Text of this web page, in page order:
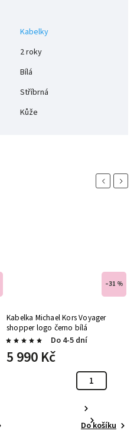
Kabelky
2 roky
Bílá
Stříbrná
Kůže
Previous
–31 %
Kabelka Michael Kors Voyager
shopper logo černo bílá
Do 4-5 dní
5 990 Kč
Do košíku
Next